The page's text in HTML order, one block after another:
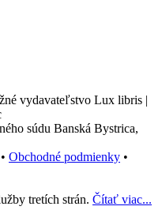
vydavateľstvo Lux libris |
súdu Banská Bystrica,
• Obchodné podmienky •
tretích strán. Čítať viac...